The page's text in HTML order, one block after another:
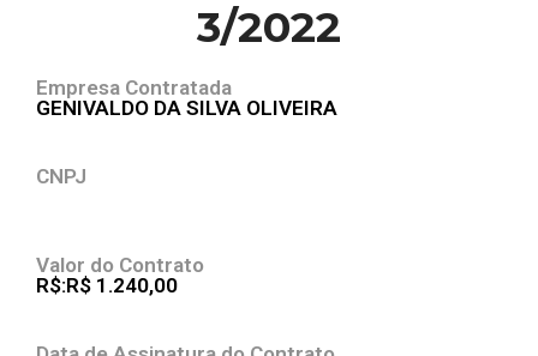
3/2022
Empresa Contratada
GENIVALDO DA SILVA OLIVEIRA
CNPJ
Valor do Contrato
R$:R$ 1.240,00